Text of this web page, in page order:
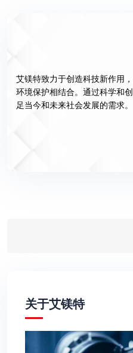
艾镁特致力于创造科技新作用
环境保护相结合。通过科学和
足当今和未来社会发展的需求。
关于艾镁特